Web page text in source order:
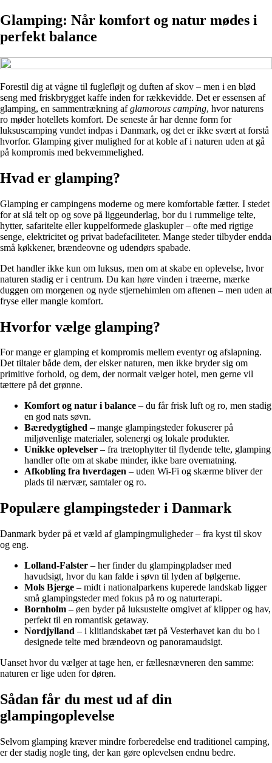
Glamping: Når komfort og natur mødes i
perfekt balance
Forestil dig at vågne til fuglefløjt og duften af skov – men i en blød
seng med friskbrygget kaffe inden for rækkevidde. Det er essensen af
glamping, en sammentrækning afglamorous camping, hvor naturens
ro møder hotellets komfort. De seneste år har denne form for
luksuscamping vundet indpas i Danmark, og det er ikke svært at forstå
hvorfor. Glamping giver mulighed for at koble af i naturen uden at gå
på kompromis med bekvemmelighed.
Hvad er glamping?
Glamping er campingens moderne og mere komfortable fætter. I stedet
for at slå telt op og sove på liggeunderlag, bor du i rummelige telte,
hytter, safaritelte eller kuppelformede glaskupler – ofte med rigtige
senge, elektricitet og privat badefaciliteter. Mange steder tilbyder endda
små køkkener, brændeovne og udendørs spabade.
Det handler ikke kun om luksus, men om at skabe en oplevelse, hvor
naturen stadig er i centrum. Du kan høre vinden i træerne, mærke
duggen om morgenen og nyde stjernehimlen om aftenen – men uden at
fryse eller mangle komfort.
Hvorfor vælge glamping?
For mange er glamping et kompromis mellem eventyr og afslapning.
Det tiltaler både dem, der elsker naturen, men ikke bryder sig om
primitive forhold, og dem, der normalt vælger hotel, men gerne vil
tættere på det grønne.
Komfort og natur i balance – du får frisk luft og ro, men stadig
en god nats søvn.
Bæredygtighed – mange glampingsteder fokuserer på
miljøvenlige materialer, solenergi og lokale produkter.
Unikke oplevelser – fra trætophytter til flydende telte, glamping
handler ofte om at skabe minder, ikke bare overnatning.
Afkobling fra hverdagen – uden Wi-Fi og skærme bliver der
plads til nærvær, samtaler og ro.
Populære glampingsteder i Danmark
Danmark byder på et væld af glampingmuligheder – fra kyst til skov
og eng.
Lolland-Falster – her finder du glampingpladser med
havudsigt, hvor du kan falde i søvn til lyden af bølgerne.
Mols Bjerge – midt i nationalparkens kuperede landskab ligger
små glampingsteder med fokus på ro og naturterapi.
Bornholm – øen byder på luksustelte omgivet af klipper og hav,
perfekt til en romantisk getaway.
Nordjylland – i klitlandskabet tæt på Vesterhavet kan du bo i
designede telte med brændeovn og panoramaudsigt.
Uanset hvor du vælger at tage hen, er fællesnævneren den samme:
naturen er lige uden for døren.
Sådan får du mest ud af din
glampingoplevelse
Selvom glamping kræver mindre forberedelse end traditionel camping,
er der stadig nogle ting, der kan gøre oplevelsen endnu bedre.